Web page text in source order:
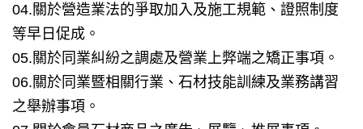
04.關於營造業法的爭取加入及施工規範、證照制度
等早日促成。
05.關於同業糾紛之調處及營業上弊端之矯正事項。
06.關於同業暨相關行業、石材技能訓練及業務講習
之舉辦事項。